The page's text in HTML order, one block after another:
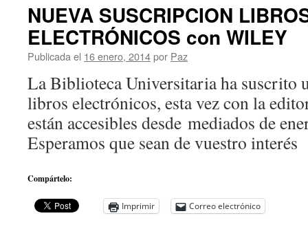
NUEVA SUSCRIPCION
ELECTRÓNICOS con WILEY
Publicada el 16 enero, 2014por Paz
La Biblioteca Universitaria ha suscrito
libros electrónicos, esta vez con la
están accesibles desde mediados de
Esperamos que sean de vuestro interés
Compártelo:
Imprimir Correo electrónico